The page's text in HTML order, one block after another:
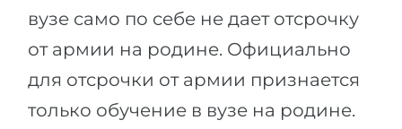
Тест Голланда
Тест Карта Интересов
Тест RIASEC
ПОСТУПАЕМ ИЗ...
Россия
Украина
вузе само по себе не дает отсрочку
от армии на родине. Официально
для отсрочки от армии признается
только обучение в вузе на родине.